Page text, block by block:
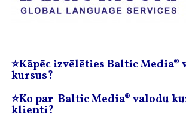
⭐️Kāpēc izvēlēties Baltic Media®
kursus?
⭐️Ko par Baltic Media® valodu
klienti?